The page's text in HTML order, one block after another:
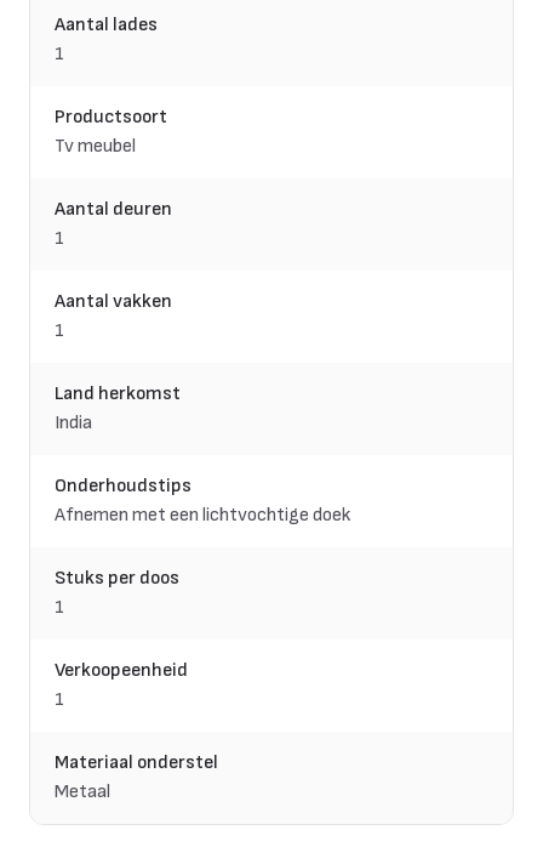
Aantal lades
1
Productsoort
Tv meubel
Aantal deuren
1
Aantal vakken
1
Land herkomst
India
Onderhoudstips
Afnemen met een lichtvochtige doek
Stuks per doos
1
Verkoopeenheid
1
Materiaal onderstel
Metaal